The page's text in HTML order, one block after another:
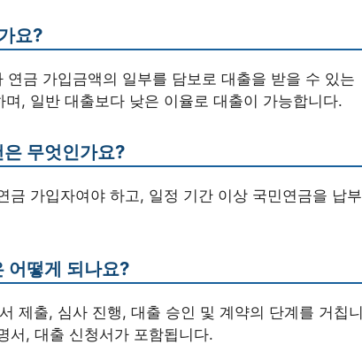
요?
금 가입금액의 일부를 담보로 대출을 받을 수 있는
, 일반 대출보다 낮은 이율로 대출이 가능합니다.
무엇인가요?
가입자여야 하고, 일정 기간 이상 국민연금을 납부
어떻게 되나요?
제출, 심사 진행, 대출 승인 및 계약의 단계를 거칩니
서, 대출 신청서가 포함됩니다.